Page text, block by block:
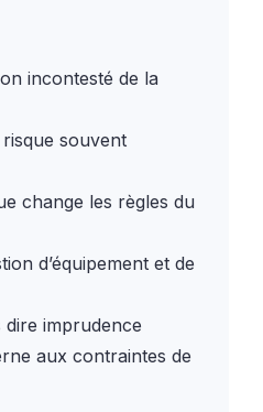
incontesté de la
souvent
change les règles du
d’équipement et de
imprudence
aux contraintes de